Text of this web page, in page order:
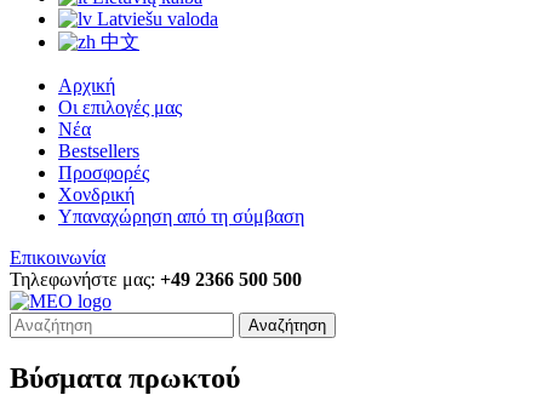
Latviešu valoda
中文
Αρχική
Οι επιλογές μας
Νέα
Bestsellers
Προσφορές
Χονδρική
Υπαναχώρηση από τη σύμβαση
Επικοινωνία
Τηλεφωνήστε μας: +49 2366 500 500
Αναζήτηση
Βύσματα πρωκτού